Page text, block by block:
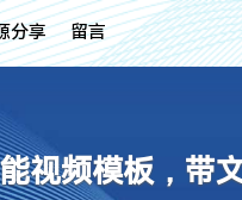
分享 留言
视频模板，带